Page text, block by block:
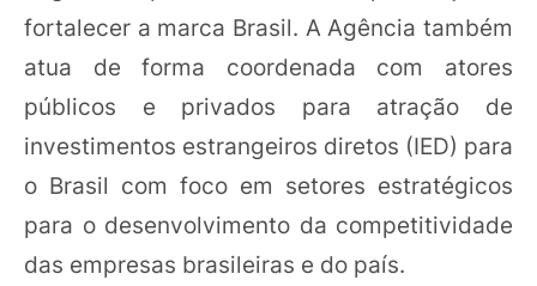
fortalecer a marca Brasil. A Agência também
atua de forma coordenada com atores
públicos e privados para atração de
investimentos estrangeiros diretos (IED) para
o Brasil com foco em setores estratégicos
para o desenvolvimento da competitividade
das empresas brasileiras e do país.